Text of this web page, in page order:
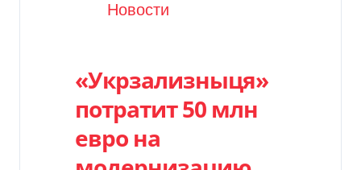
Категория
Новости
«Укрзализныця»
потратит 50 млн
евро на